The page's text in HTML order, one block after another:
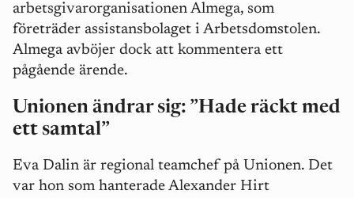
arbetsgivarorganisationen Almega, som
företräder assistansbolaget i Arbetsdomstolen.
Almega avböjer dock att kommentera ett
pågående ärende.
Unionen ändrar sig: ”Hade räckt med
ett samtal”
Eva Dalin är regional teamchef på Unionen. Det
var hon som hanterade Alexander Hirt